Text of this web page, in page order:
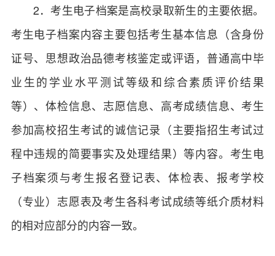
2．考生电子档案是高校录取新生的主要依据。
考生电子档案内容主要包括考生基本信息（含身份
证号、思想政治品德考核鉴定或评语，普通高中毕
业生的学业水平测试等级和综合素质评价结果
等）、体检信息、志愿信息、高考成绩信息、考生
参加高校招生考试的诚信记录（主要指招生考试过
程中违规的简要事实及处理结果）等内容。考生电
子档案须与考生报名登记表、体检表、报考学校
（专业）志愿表及考生各科考试成绩等纸介质材料
的相对应部分的内容一致。